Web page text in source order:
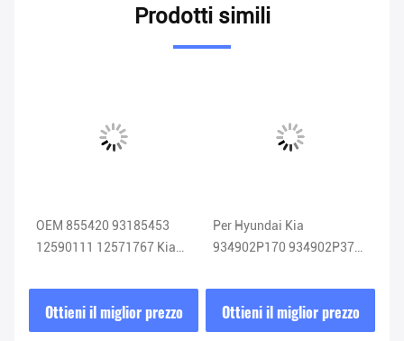
Prodotti simili
OEM 855420 93185453
12590111 12571767 Kia
Sensore Lambda
Ottieni il miglior prezzo
Per Hyundai Kia
934902P170 934902P370
Spring 93490-2P170
Ottieni il miglior prezzo